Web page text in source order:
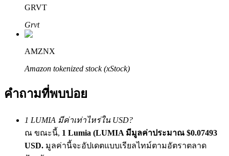
การแนะนำ
เชิญเพื่อนเพื่อรับรางวัลเงินสด
GRVT
Grvt
AMZNX
Amazon tokenized stock (xStock)
คำถามที่พบบ่อย
1 LUMIA มีค่าเท่าไหร่ใน USD?
ณ ขณะนี้, 1 Lumia (LUMIA มีมูลค่าประมาณ $0.07493
USD. มูลค่านี้จะอัปเดตแบบเรียลไทม์ตามอัตราตลาด